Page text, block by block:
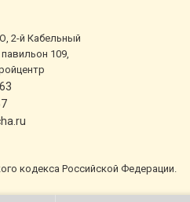
2-й Кабельный
109,
кодекса Российской Федерации.